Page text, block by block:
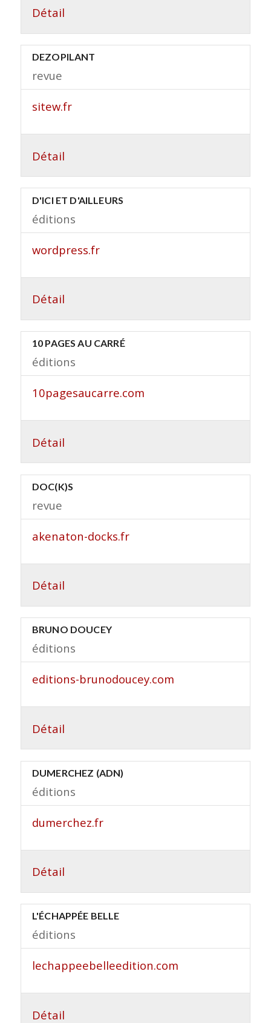
Détail
DEZOPILANT
revue
sitew.fr
Détail
D'ICI ET D'AILLEURS
éditions
wordpress.fr
Détail
10 PAGES AU CARRÉ
éditions
10pagesaucarre.com
Détail
DOC(K)S
revue
akenaton-docks.fr
Détail
BRUNO DOUCEY
éditions
editions-brunodoucey.com
Détail
DUMERCHEZ (ADN)
éditions
dumerchez.fr
Détail
L'ÉCHAPPÉE BELLE
éditions
lechappeebelleedition.com
Détail